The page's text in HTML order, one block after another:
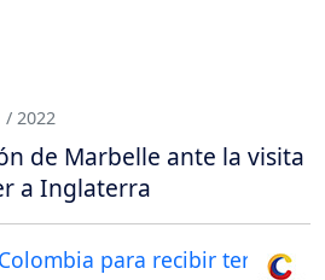
/ 2022
de Marbelle ante la visita
a Inglaterra